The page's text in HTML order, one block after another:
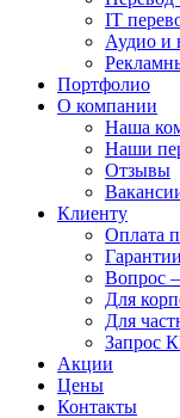
IT
Аудио и
Портфолио
О компании
Наша
Наши
Отзывы
Клиенту
Оплата
Гарантии
Вопрос
Для
Для
Запрос
Акции
Цены
Контакты